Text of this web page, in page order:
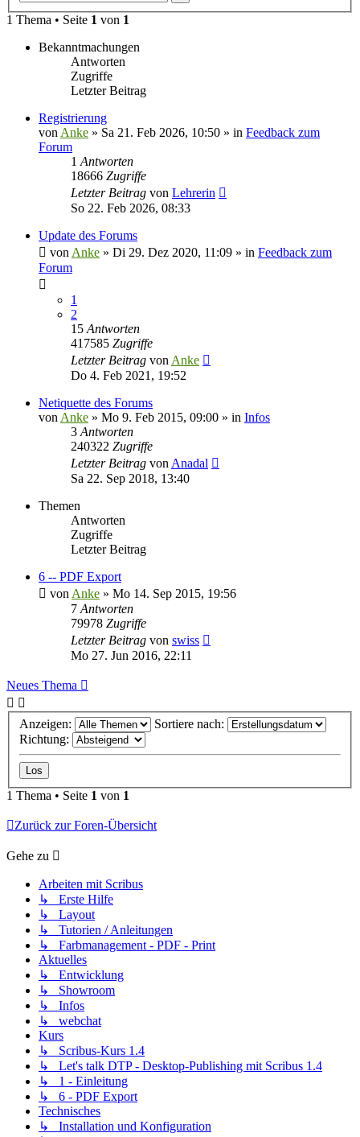
1 Thema • Seite 1 von 1
Bekanntmachungen
Antworten
Zugriffe
Letzter Beitrag
Registrierung
von Anke » Sa 21. Feb 2026, 10:50 » in Feedback zum
Forum
1 Antworten
18666 Zugriffe
Letzter Beitrag von Lehrerin
So 22. Feb 2026, 08:33
Update des Forums
von Anke » Di 29. Dez 2020, 11:09 » in Feedback zum
Forum
1
2
15 Antworten
417585 Zugriffe
Letzter Beitrag von Anke
Do 4. Feb 2021, 19:52
Netiquette des Forums
von Anke » Mo 9. Feb 2015, 09:00 » in Infos
3 Antworten
240322 Zugriffe
Letzter Beitrag von Anadal
Sa 22. Sep 2018, 13:40
Themen
Antworten
Zugriffe
Letzter Beitrag
6 -- PDF Export
von Anke » Mo 14. Sep 2015, 19:56
7 Antworten
79978 Zugriffe
Letzter Beitrag von swiss
Mo 27. Jun 2016, 22:11
Neues Thema
Anzeigen:
Sortiere nach:
Richtung:
1 Thema • Seite 1 von 1
Zurück zur Foren-Übersicht
Gehe zu
Arbeiten mit Scribus
↳ Erste Hilfe
↳ Layout
↳ Tutorien / Anleitungen
↳ Farbmanagement - PDF - Print
Aktuelles
↳ Entwicklung
↳ Showroom
↳ Infos
↳ webchat
Kurs
↳ Scribus-Kurs 1.4
↳ Let's talk DTP - Desktop-Publishing mit Scribus 1.4
↳ 1 - Einleitung
↳ 6 - PDF Export
Technisches
↳ Installation und Konfiguration